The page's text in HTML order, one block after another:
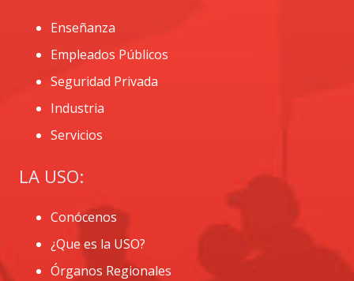
Enseñanza
Empleados Públicos
Seguridad Privada
Industria
Servicios
LA USO:
Conócenos
¿Que es la USO?
Órganos Regionales